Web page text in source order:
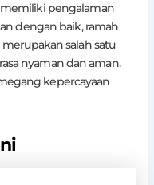
pengalaman
dengan baik, ramah
salah satu
nyaman dan aman.
kepercayaan